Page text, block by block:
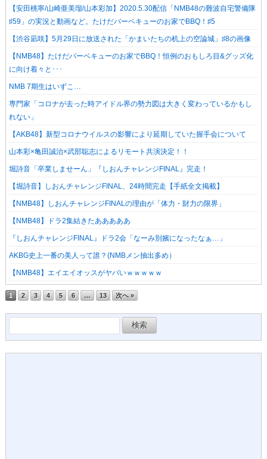
【安田桃寧/山崎亜美瑠/山本彩加】2020.5.30配信「NMB48の難波自宅警備隊
♯59」の実況と動画など。たけだバーベキューのお家でBBQ！♯5
【渋谷凪咲】5月29日に放送された「かまいたちの机上の空論城」♯8の画像
【NMB48】たけだバーベキューのお家でBBQ！恒例のおもしろ目&グッズ化
に向け着々と･･･
NMB 7期生はいずこ…
専門家「コロナが去った時アイドル界の勢力図は大きく変わっているかもし
れない」
【AKB48】新型コロナウイルスの影響により延期していた握手会について
山本彩×亀田誠治×武部聡志によるリモート共演決定！！
堀詩音「卒業しませーん」『しおんチャレンジFINAL』完走！
【堀詩音】しおんチャレンジFINAL、24時間完走【手紙全文掲載】
【NMB48】しおんチャレンジFINALの理由が「体力・財力の限界」
【NMB48】ドラ2集結きたあああああ
『しおんチャレンジFINAL』ドラ2会「なーみ別嬪になったなぁ…」
AKBG史上一番の美人って誰？(NMBメン抽出多め）
【NMB48】エイエイオッスがヤバいｗｗｗｗｗ
1 2 3 4 5 6 … 13 次へ »
索: